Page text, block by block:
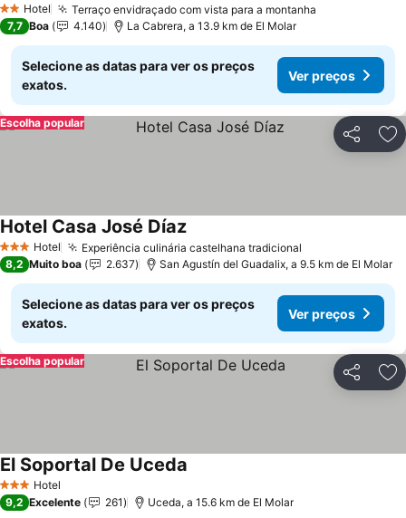
2 Estrelas
Hotel Terraço envidraçado com vista para a montanha
7,7 Boa 4.140 La Cabrera, a 13.9 km de El Molar
Selecione as datas para ver os preços
exatos.
Ver preços
Partilhar
Escolha popular
3 EstrelasHotel Experiência culinária castelhana tradicional
Hotel Casa José Díaz
8,2 Muito boa 2.637 San Agustín del Guadalix, a 9.5 km de El Molar
Selecione as datas para ver os preços
exatos.
Ver preços
Partilhar
Escolha popular
3 EstrelasHotel
El Soportal De Uceda
9,2 Excelente 261 Uceda, a 15.6 km de El Molar